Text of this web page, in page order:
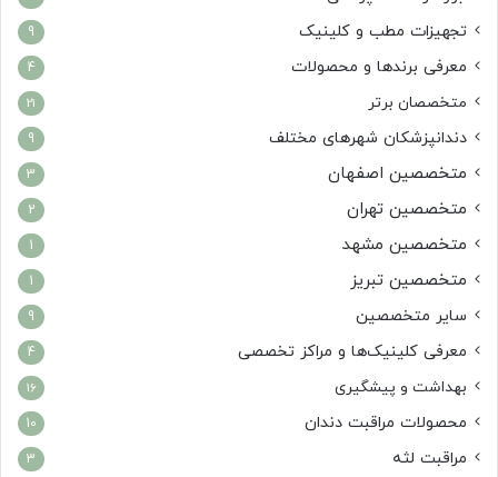
تجهیزات مطب و کلینیک 9
معرفی برندها و محصولات 4
متخصصان برتر 21
دندانپزشکان شهرهای مختلف 9
متخصصین اصفهان 3
متخصصین تهران 2
متخصصین مشهد 1
متخصصین تبریز 1
سایر متخصصین 9
معرفی کلینیک‌ها و مراکز تخصصی 4
بهداشت و پیشگیری 16
محصولات مراقبت دندان 10
مراقبت لثه 3